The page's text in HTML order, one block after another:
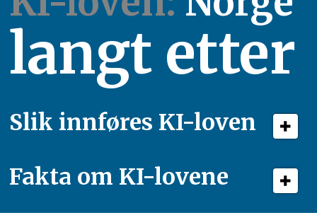
langt etter
Slik innføres KI-loven
Fakta om KI-lovene